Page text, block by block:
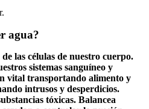
agua?
las células de nuestro cuerpo.
sistemas sanguíneo y
vital transportando alimento y
intrusos y desperdicios.
tóxicas. Balancea